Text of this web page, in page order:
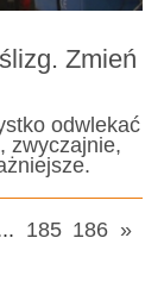
Zmień
odwlekać
zwyczajnie,
185 186 »